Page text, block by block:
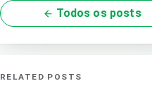
Todos os posts
RELATED POSTS